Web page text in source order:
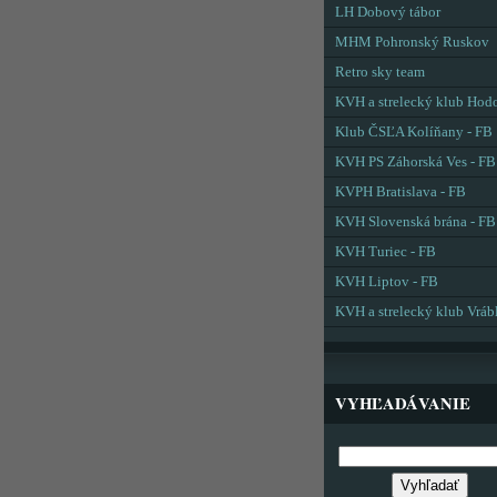
LH Dobový tábor
MHM Pohronský Ruskov
Retro sky team
KVH a strelecký klub
Klub ČSĽA Kolíňany - FB
KVH PS Záhorská Ves - FB
KVPH Bratislava - FB
KVH Slovenská brána - FB
KVH Turiec - FB
KVH Liptov - FB
KVH a strelecký klub
VYHĽADÁVANIE